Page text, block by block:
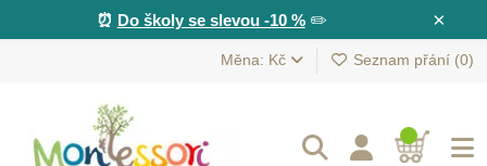
×
⏰ Do školy se slevou -10 %✏️
Měna: Kč Seznam přání (0)